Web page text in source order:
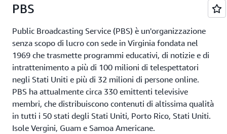
PBS
Public Broadcasting Service (PBS) è un'organizzazione
senza scopo di lucro con sede in Virginia fondata nel
1969 che trasmette programmi educativi, di notizie e di
intrattenimento a più di 100 milioni di telespettatori
negli Stati Uniti e più di 32 milioni di persone online.
PBS ha attualmente circa 330 emittenti televisive
membri, che distribuiscono contenuti di altissima qualità
in tutti i 50 stati degli Stati Uniti, Porto Rico, Stati Uniti.
Isole Vergini, Guam e Samoa Americane.